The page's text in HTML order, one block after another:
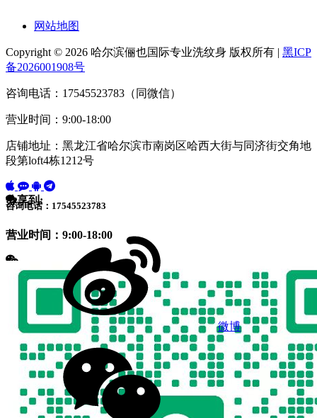
网站地图
Copyright © 2026 哈尔滨俪也国际专业洗纹身 版权所有 | 黑ICP
备2026001908号
咨询电话：17545523783（同微信）
营业时间：9:00-18:00
店铺地址：黑龙江省哈尔滨市南岗区哈西大街与同济街交角地
段第loft4栋1212号
咨询电话：17545523783
营业时间：9:00-18:00
分享到:
微博